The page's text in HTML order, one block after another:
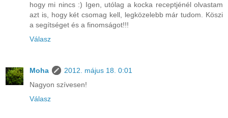
hogy mi nincs :) Igen, utólag a kocka receptjénél olvastam
azt is, hogy két csomag kell, legközelebb már tudom. Köszi
a segítséget és a finomságot!!!
Válasz
Moha
2012. május 18. 0:01
Nagyon szívesen!
Válasz